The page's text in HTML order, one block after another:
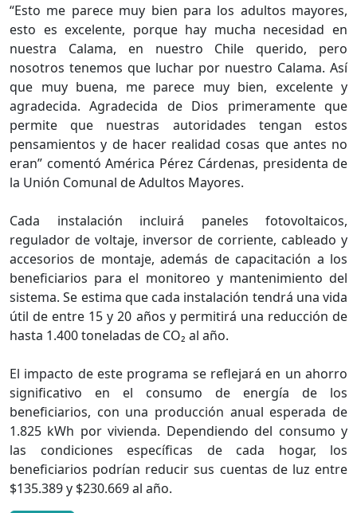
“Esto me parece muy bien para los adultos mayores,
esto es excelente, porque hay mucha necesidad en
nuestra Calama, en nuestro Chile querido, pero
nosotros tenemos que luchar por nuestro Calama. Así
que muy buena, me parece muy bien, excelente y
agradecida. Agradecida de Dios primeramente que
permite que nuestras autoridades tengan estos
pensamientos y de hacer realidad cosas que antes no
eran” comentó América Pérez Cárdenas, presidenta de
la Unión Comunal de Adultos Mayores.
Cada instalación incluirá paneles fotovoltaicos,
regulador de voltaje, inversor de corriente, cableado y
accesorios de montaje, además de capacitación a los
beneficiarios para el monitoreo y mantenimiento del
sistema. Se estima que cada instalación tendrá una vida
útil de entre 15 y 20 años y permitirá una reducción de
hasta 1.400 toneladas de CO₂ al año.
El impacto de este programa se reflejará en un ahorro
significativo en el consumo de energía de los
beneficiarios, con una producción anual esperada de
1.825 kWh por vivienda. Dependiendo del consumo y
las condiciones específicas de cada hogar, los
beneficiarios podrían reducir sus cuentas de luz entre
$135.389 y $230.669 al año.